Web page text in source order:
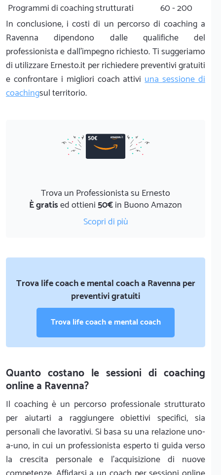
Programmi di coaching strutturati
60 - 200
In conclusione, i costi di un percorso di coaching a
Ravenna dipendono dalle qualifiche del
professionista e dall'impegno richiesto. Ti suggeriamo
di utilizzare Ernesto.it per richiedere preventivi gratuiti
e confrontare i migliori coach attiviuna sessione di
coachingsul territorio.
Trova un Professionista su Ernesto
È gratised ottieni50€in Buono Amazon
Scopri di più
Trova life coach e mental coach a Ravenna per
preventivi gratuiti
Trova life coach e mental coach
Quanto costano le sessioni di coaching
online a Ravenna?
Il coaching è un percorso professionale strutturato
per aiutarti a raggiungere obiettivi specifici, sia
personali che lavorativi. Si basa su una relazione uno-
a-uno, in cui un professionista esperto ti guida verso
la crescita personale e l'acquisizione di nuove